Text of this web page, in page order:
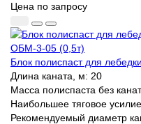
Цена по запросу
Блок полиспаст для
Длина каната, м: 20
Масса полиспаста без
Наибольшее тяговое
Рекомендуемый диаметр